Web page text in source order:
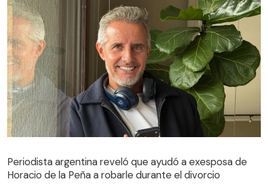
Periodista argentina reveló que ayudó a exesposa de
Horacio de la Peña a robarle durante el divorcio